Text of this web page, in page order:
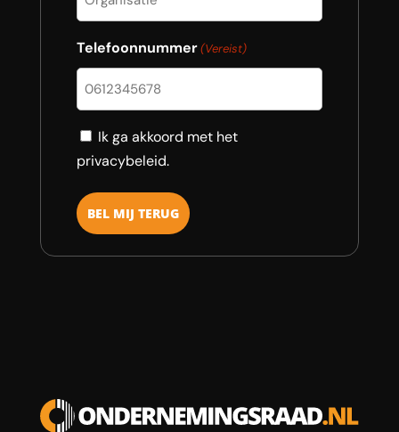
Telefoonnummer(Vereist)
Consent
Ik ga akkoord met het
privacybeleid.